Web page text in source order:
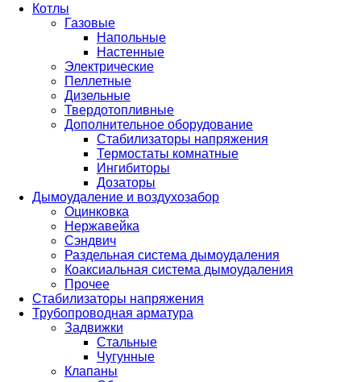
Котлы
Газовые
Напольные
Настенные
Электрические
Пеллетные
Дизельные
Твердотопливные
Дополнительное оборудование
Стабилизаторы напряжения
Термостаты комнатные
Ингибиторы
Дозаторы
Дымоудаление и воздухозабор
Оцинковка
Нержавейка
Сэндвич
Раздельная система дымоудаления
Коаксиальная система дымоудаления
Прочее
Стабилизаторы напряжения
Трубопроводная арматура
Задвижки
Стальные
Чугунные
Клапаны